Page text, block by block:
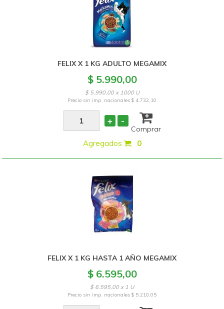
FELIX X 1 KG ADULTO MEGAMIX
$ 5.990,00
$ 5.990,00 x 1000 U
Precio sin imp. nacionales$ 4.732,10
+ -
Comprar
Agregados : 0
FELIX X 1 KG HASTA 1 AÑO MEGAMIX
$ 6.595,00
$ 6.595,00 x 1 U
Precio sin imp. nacionales$ 5.210,05